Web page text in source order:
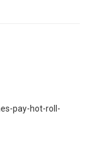
pay-hot-roll-